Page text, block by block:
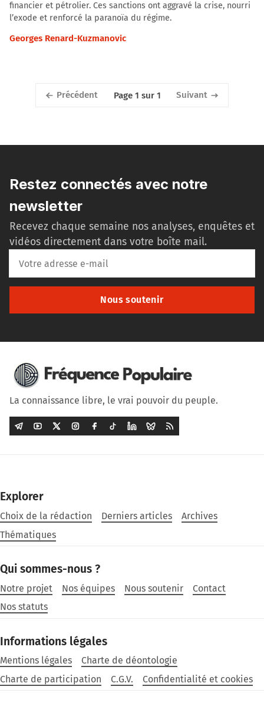
financier et pétrolier. Ces sanctions ont aggravé la crise, nourri
l’exode et renforcé la paranoïa du régime.
Georges Renard-Kuzmanovic
Précédent Page 1 sur 1 Suivant
Restez connectés avec notre
newsletter
Recevez chaque semaine nos analyses, enquêtes et
vidéos directement dans votre boîte mail.
Nous soutenir
La connaissance libre, le vrai pouvoir du peuple.
Explorer
Choix de la rédaction Derniers articles
Archives
Thématiques
Qui sommes-nous ?
Notre projet Nos équipes Nous soutenir
Contact
Nos statuts
Informations légales
Mentions légales
Charte de déontologie
Charte de participation
C.G.V. Confidentialité et cookies